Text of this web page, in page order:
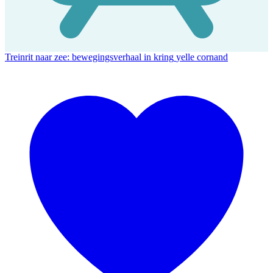
Treinrit naar zee: bewegingsverhaal in kring yelle cornand